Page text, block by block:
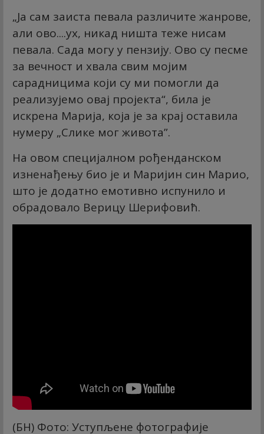
„Ја сам заиста певала различите жанрове,
али ово....ух, никад ништа теже нисам
певала. Сада могу у пензију. Ово су песме
за вечност и хвала свим мојим
сарадницима који су ми помогли да
реализујемо овај пројекта“, била је
искрена Марија, која је за крај оставила
нумеру „Слике мог живота”.
На овом специјалном рођенданском
изненађењу био је и Маријин син Марио,
што је додатно емотивно испунило и
обрадовало Верицу Шерифовић.
(БН) Фото: Уступљене фотографије